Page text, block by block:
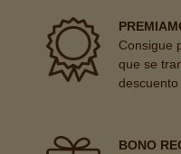
Consigue
que se
descuento
BONO